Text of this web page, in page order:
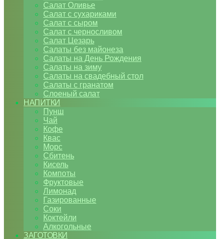
Салат Оливье
Салат с сухариками
Салат с сыром
Салат с черносливом
Салат Цезарь
Салаты без майонеза
Салаты на День Рождения
Салаты на зиму
Салаты на свадебный стол
Салаты с гранатом
Слоеный салат
НАПИТКИ
Пунш
Чай
Кофе
Квас
Морс
Сбитень
Кисель
Компоты
Фруктовые
Лимонад
Газированные
Соки
Коктейли
Алкогольные
ЗАГОТОВКИ